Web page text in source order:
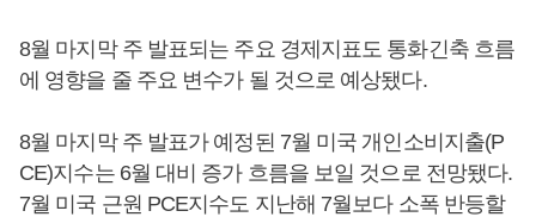
8월 마지막 주 발표되는 주요 경제지표도 통화긴축 흐름
에 영향을 줄 주요 변수가 될 것으로 예상됐다.
8월 마지막 주 발표가 예정된 7월 미국 개인소비지출(P
CE)지수는 6월 대비 증가 흐름을 보일 것으로 전망됐다.
7월 미국 근원 PCE지수도 지난해 7월보다 소폭 반등할